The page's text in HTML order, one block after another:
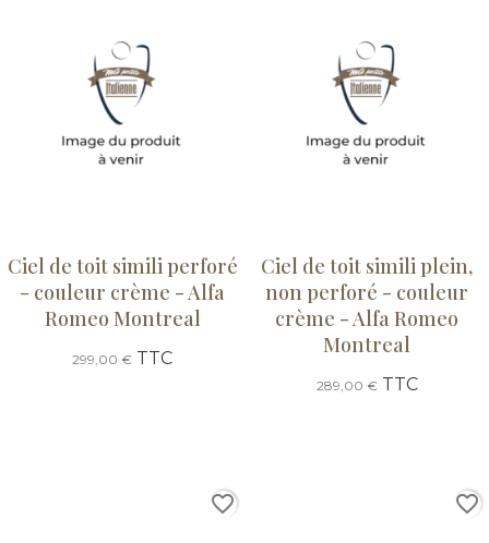
Ciel de toit simili perforé
- couleur crème - Alfa
Romeo Montreal
299,00 € TTC
Ciel de toit simili plein,
non perforé - couleur
crème - Alfa Romeo
Montreal
289,00 €TTC
favorite_border favorite_border